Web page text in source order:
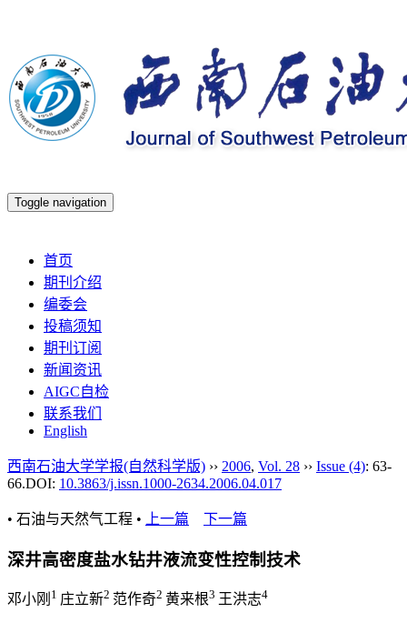
Toggle navigation
首页
期刊介绍
编委会
投稿须知
期刊订阅
新闻资讯
AIGC自检
联系我们
English
西南石油大学学报(自然科学版) ›› 2006, Vol. 28 ›› Issue (4): 63-
66.DOI: 10.3863/j.issn.1000-2634.2006.04.017
• 石油与天然气工程 • 上一篇 下一篇
深井高密度盐水钻井液流变性控制技术
邓小刚 1 庄立新2 范作奇2 黄来根3 王洪志4